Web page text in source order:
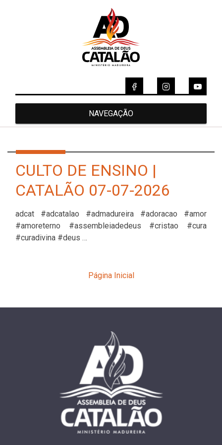
NAVEGAÇÃO
CULTO DE ENSINO |
CATALÃO 07-07-2026
adcat #adcatalao #admadureira #adoracao #amor
#amoreterno #assembleiadedeus #cristao #cura
#curadivina #deus …
Página Inicial